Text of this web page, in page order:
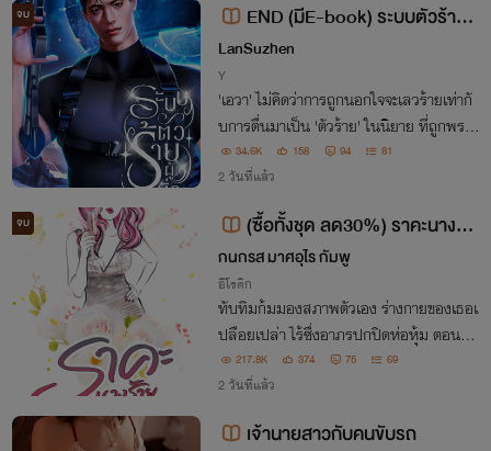
จบ
END (มีE-book) ระบบตัวร้ายผู้
ยั่วยวน (Omegaverse)
LanSuzhen
Y
'เอวา' ไม่คิดว่าการถูกนอกใจจะเลวร้ายเท่ากั
บการตื่นมาเป็น 'ตัวร้าย' ในนิยาย ที่ถูกพระเ
อกเลือดเย็นอย่าง 'ไซรัส' ฆ่าตายด้วยความเ
กลียดชัง แต่ภารกิจระบบที่สั่งให้เขายั่วไซรั
ส...นี่มันเรื่องบ้าอะไรกัน!?
34.6K 158 94 81
2 วันที่แล้ว
จบ
(ซื้อทั้งชุด ลด30%) ราคะนางร้า
ย (ภาคต่อรักในบ่วงแค้น) 25+
กนกรส มาศอุไร กัมพู
อีโรติก
ทับทิมก้มมองสภาพตัวเอง ร่างกายของเธอเ
ปลือยเปล่า ไร้ซึ่งอาภรปกปิดห่อหุ้ม ตอนนี้ตั
วเธอนอนล่อนจ้อนบนเตียงไม้แข็งกระด้าง มั
นถูกวางเอาไว้ตรงริมตู้สภาพเก่า ไม่รู้ยังใช้งา
217.8K 374 75 69
2 วันที่แล้ว
เจ้านายสาวกับคนขับรถ